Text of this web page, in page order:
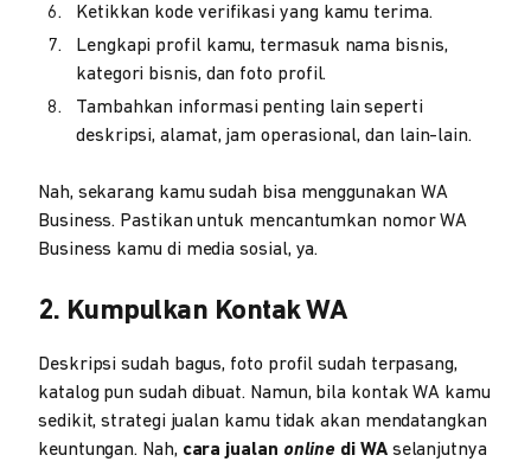
Ketikkan kode verifikasi yang kamu terima.
Lengkapi profil kamu, termasuk nama bisnis,
kategori bisnis, dan foto profil.
Tambahkan informasi penting lain seperti
deskripsi, alamat, jam operasional, dan lain-lain.
Nah, sekarang kamu sudah bisa menggunakan WA
Business. Pastikan untuk mencantumkan nomor WA
Business kamu di media sosial, ya.
2. Kumpulkan Kontak WA
Deskripsi sudah bagus, foto profil sudah terpasang,
katalog pun sudah dibuat. Namun, bila kontak WA kamu
sedikit, strategi jualan kamu tidak akan mendatangkan
keuntungan. Nah, cara jualan online di WA selanjutnya